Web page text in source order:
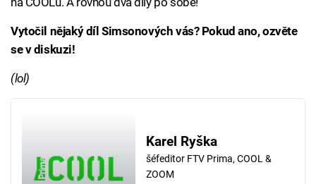
Vytočil nějaký díl Simsonových vás? Pokud ano, ozvěte
se v diskuzi!
(lol)
Karel Ryška
šéfeditor FTV Prima, COOL &
ZOOM